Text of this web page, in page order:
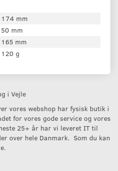
174 mm
50 mm
165 mm
120 g
i Vejle
vores webshop har fysisk butik i
for vores gode service og vores
25+ år har vi leveret IT til
over hele Danmark. Som du kan